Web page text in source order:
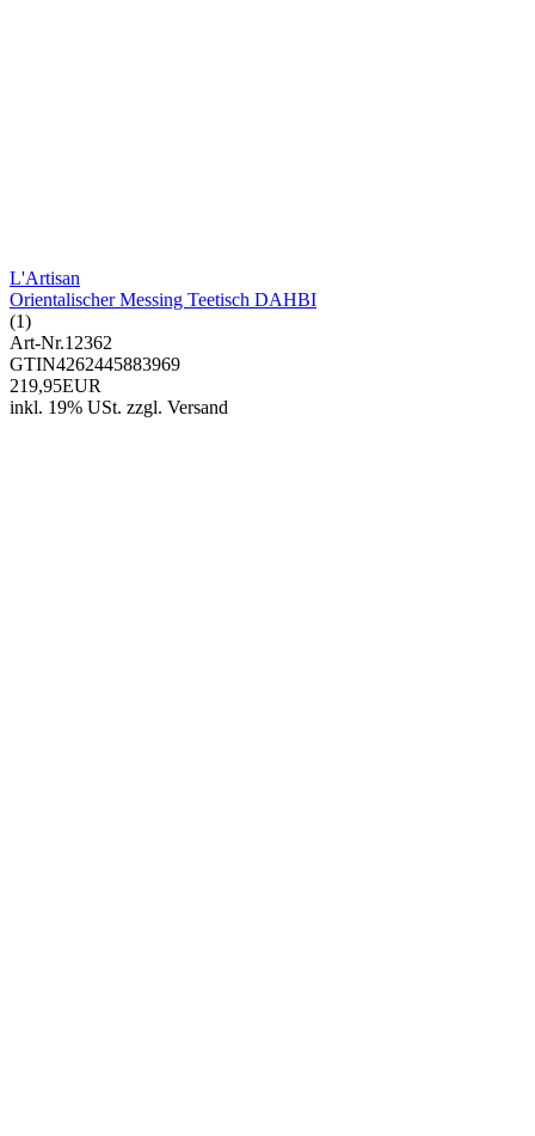
L'Artisan
Orientalischer Messing Teetisch DAHBI
(1)
Art-Nr.12362
GTIN4262445883969
219,95EUR
inkl. 19% USt. zzgl. Versand